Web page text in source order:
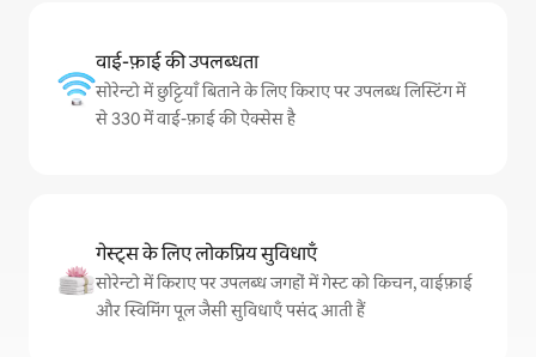
वाई-फ़ाई की उपलब्धता
सोरेन्टो में छुट्टियाँ बिताने के लिए किराए पर उपलब्ध लिस्टिंग में
से 330 में वाई-फ़ाई की ऐक्सेस है
गेस्ट्स के लिए लोकप्रिय सुविधाएँ
सोरेन्टो में किराए पर उपलब्ध जगहों में गेस्ट को किचन, वाईफ़ाई
और स्विमिंग पूल जैसी सुविधाएँ पसंद आती हैं